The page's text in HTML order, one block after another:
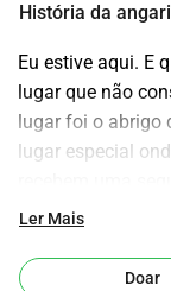
História da
Eu estive aqui. E
lugar que não
lugar foi o abrigo
lugar especial
porque é
que são
Ler Mais
Doar